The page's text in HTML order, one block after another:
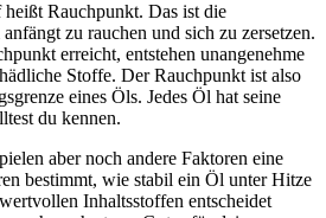
Rauchpunkt. Das ist die
zu rauchen und sich zu zersetzen.
erreicht, entstehen unangenehme
Stoffe. Der Rauchpunkt ist also
eines Öls. Jedes Öl hat seine
du kennen.
aber noch andere Faktoren eine
bestimmt, wie stabil ein Öl unter Hitze
Inhaltsstoffen entscheidet